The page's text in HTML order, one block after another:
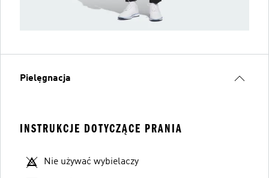
Pielęgnacja
INSTRUKCJE DOTYCZĄCE PRANIA
Nie używać wybielaczy